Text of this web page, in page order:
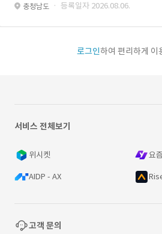
충청남도 · 등록일자 2026.08.06.
로그인하여 편리하게 이
서비스 전체보기
위시켓 요
AIDP - AX
고객 문의